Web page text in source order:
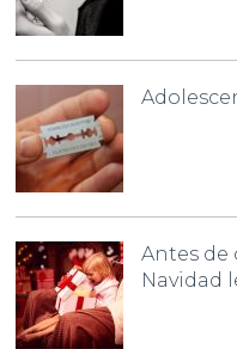
Antes de
Navidad